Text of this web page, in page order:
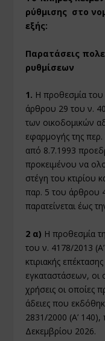
ρύθμισης στο
εξής:
Παρατάσεις
ρυθμίσεων
1. Η προθεσμία
άρθρου 29 του ν.
των οικοδομικών
εφαρμογής της
από 8.7.1993
προκειμένου να
στέγη του κτιρίου
παρ. 5 του άρθρου
παρατείνεται έως
2 α) Η προθεσμία
του ν. 4178/2013
κτιριακής
εγκαταστάσεων, οι
χρήσεις οι οποίες
άδειες που
2831/2000 (Α’ 140),
Δεκεμβρίου 2026.